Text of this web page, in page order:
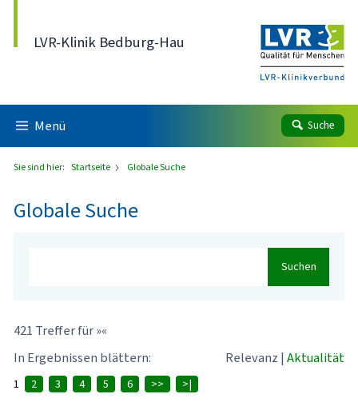
LVR-Klinik Bedburg-Hau
Menü Suche
Sie sind hier: Startseite Globale Suche
Globale Suche
Suchen
421 Treffer für »«
In Ergebnissen blättern:
Relevanz | Aktualität
1 2 3 4 5 6 >> >|